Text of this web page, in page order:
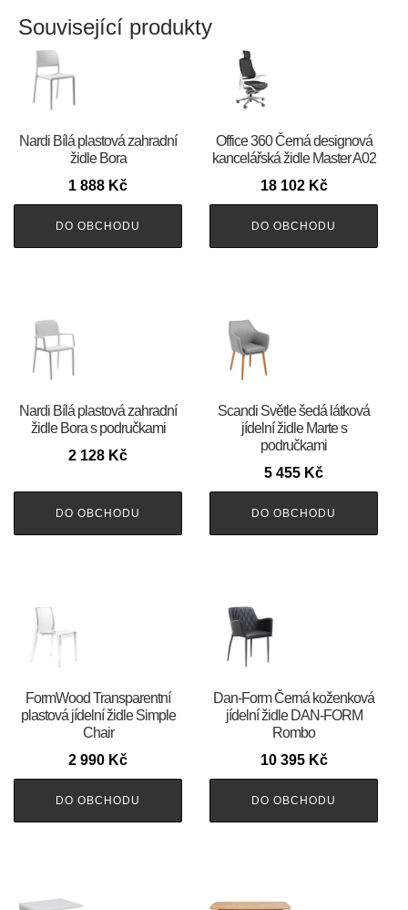
Související produkty
Nardi Bílá plastová zahradní
židle Bora
1 888 Kč
DO OBCHODU
Office 360 Černá designová
kancelářská židle Master A02
18 102 Kč
DO OBCHODU
Nardi Bílá plastová zahradní
židle Bora s područkami
2 128 Kč
DO OBCHODU
Scandi Světle šedá látková
jídelní židle Marte s
područkami
5 455 Kč
DO OBCHODU
FormWood Transparentní
plastová jídelní židle Simple
Chair
2 990 Kč
DO OBCHODU
​​​​​Dan-Form Černá koženková
jídelní židle DAN-FORM
Rombo
10 395 Kč
DO OBCHODU